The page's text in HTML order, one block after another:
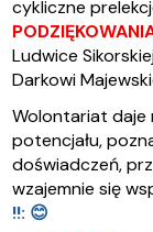
cykliczne
Ludwice
Darkowi
Wolontariat daje
potencjału,
doświadczeń,
wzajemnie się
!!: 😊